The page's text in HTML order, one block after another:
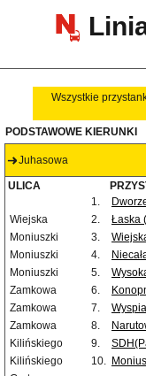
Wszystkie
PODSTAWOWE KIERUNKI
Juhasowa
ULICA
1.
Wiejska
2. Łaska
Moniuszki
3.
Moniuszki
4.
Moniuszki
5.
Zamkowa
6.
Zamkowa
7.
Zamkowa
8.
Kilińskiego
9.
Kilińskiego
10.